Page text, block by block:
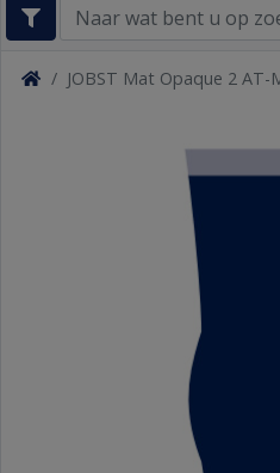
JOBST Mat Opaque 2 AT-